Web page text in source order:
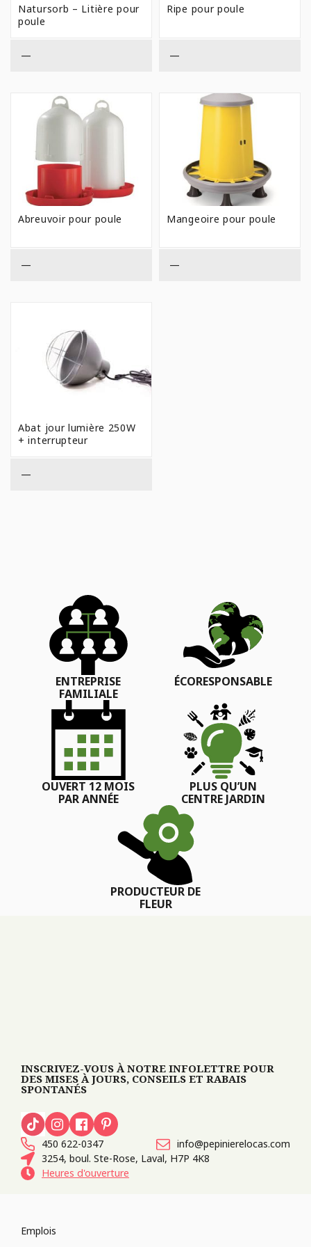
Natursorb – Litière pour
poule
—
Ripe pour poule
—
Abreuvoir pour poule
—
Mangeoire pour poule
—
Abat jour lumière 250W
+ interrupteur
—
ENTREPRISE
FAMILIALE
ÉCORESPONSABLE
OUVERT 12 MOIS
PAR ANNÉE
PLUS QU’UN
CENTRE JARDIN
PRODUCTEUR DE
FLEUR
INSCRIVEZ-VOUS À NOTRE INFOLETTRE POUR
DES MISES À JOURS, CONSEILS ET RABAIS
SPONTANÉS
450 622-0347
info@pepinierelocas.com
3254, boul. Ste-Rose, Laval, H7P 4K8
Heures d'ouverture
Emplois